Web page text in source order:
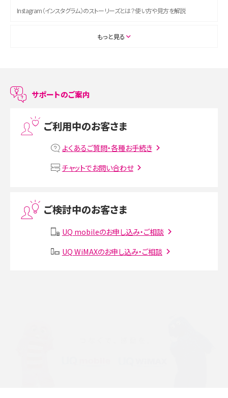
Instagram（インスタグラム）のストーリーズとは？使い方や見方を解説
ASMRとは？初心者向けの代表ジャンルや楽しみ方を解説
LINEで友だちを削除する方法は？方法ごとの影響や復活・復元する方法も解説
MNOとは？MVNOやMVNEとの違いやメリット・デメリットを解説
VPN接続とは？仕組みや必要性、メリット・デメリット、接続方法を解説
Instagram（インスタグラム）でスクショするとバレる？バレるケースや撮り方も解
SMSとは？料金やできること、注意点や届かない時の対処法を解説
もっと見る
サポートのご案内
ご利用中のお客さま
よくあるご質問・各種お手続き
チャットでお問い合わせ
ご検討中のお客さま
UQ mobileのお申し込み・ご相談
UQ WiMAXのお申し込み・ご相談